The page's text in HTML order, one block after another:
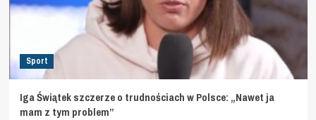
Sport
Iga Świątek szczerze o trudnościach w Polsce: „Nawet ja
mam z tym problem”